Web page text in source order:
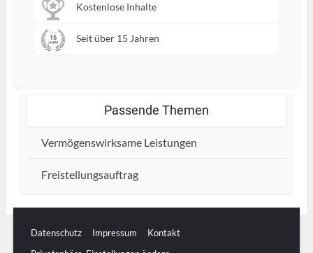
Kostenlose Inhalte
Seit über 15 Jahren
Passende Themen
Vermögenswirksame Leistungen
Freistellungsauftrag
Datenschutz Impressum
Kontakt